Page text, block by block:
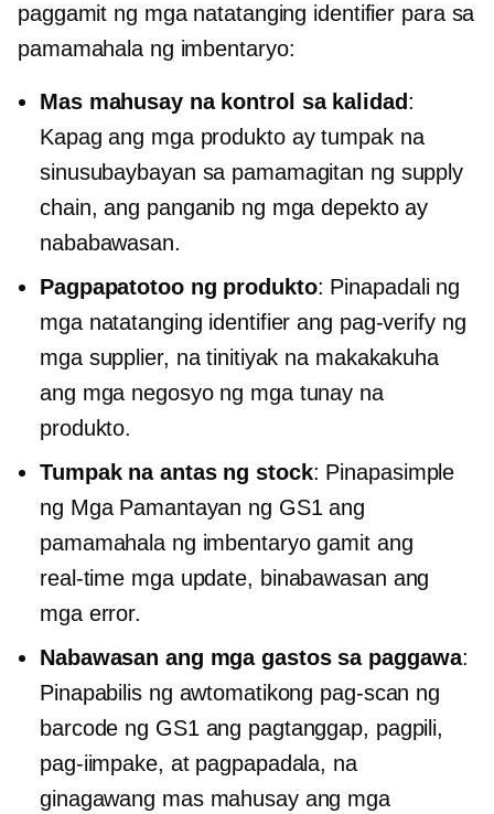
paggamit ng mga natatanging identifier para sa
pamamahala ng imbentaryo:
Mas mahusay na kontrol sa kalidad:
Kapag ang mga produkto ay tumpak na
sinusubaybayan sa pamamagitan ng supply
chain, ang panganib ng mga depekto ay
nababawasan.
Pagpapatotoo ng produkto: Pinapadali ng
mga natatanging identifier ang pag-verify ng
mga supplier, na tinitiyak na makakakuha
ang mga negosyo ng mga tunay na
produkto.
Tumpak na antas ng stock: Pinapasimple
ng Mga Pamantayan ng GS1 ang
pamamahala ng imbentaryo gamit ang
real-time mga update, binabawasan ang
mga error.
Nabawasan ang mga gastos sa paggawa:
Pinapabilis ng awtomatikong pag-scan ng
barcode ng GS1 ang pagtanggap, pagpili,
pag-iimpake, at pagpapadala, na
ginagawang mas mahusay ang mga